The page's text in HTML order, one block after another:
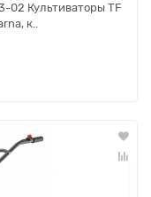
02 Культиваторы TF
к..